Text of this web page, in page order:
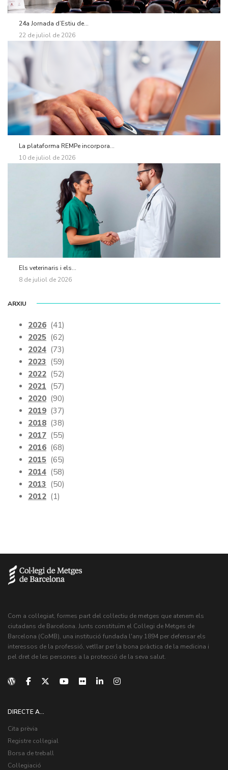
24a Jornada d’Estiu de...
22 de juliol de 2026
La plataforma REMPe incorpora...
10 de juliol de 2026
Els veterinaris i els...
8 de juliol de 2026
ARXIU
2026 (41)
2025 (62)
2024 (73)
2023 (59)
2022 (52)
2021 (57)
2020 (90)
2019 (37)
2018 (38)
2017 (55)
2016 (68)
2015 (65)
2014 (58)
2013 (50)
2012 (1)
Com a col·legiat, formes part del col·lectiu de metges que atenem els
ciutadans de Barcelona. Junts constituïm el Col·legi de Metges de
Barcelona (CoMB), una institució fundada l'any 1894 per defensar els
interessos de la professió, vetllar per la bona pràctica de la medicina i
pel dret de les persones a la protecció de la seva salut.
DIRECTE A...
Cita prèvia
Registre col·legial
Borsa de treball
Col·legiació